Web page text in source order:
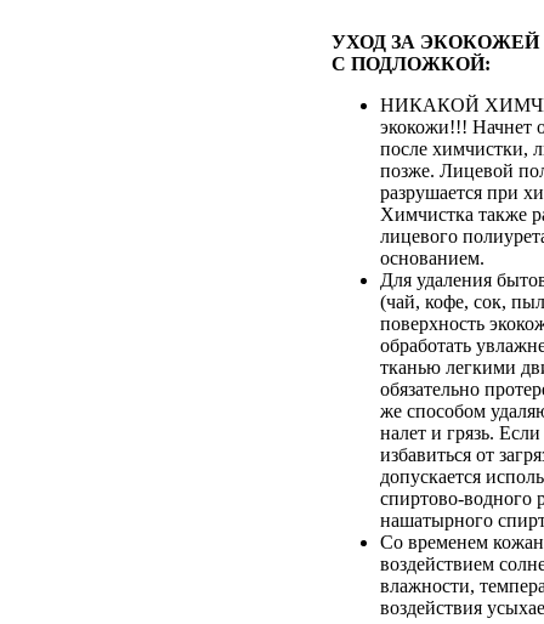
УХОД ЗА
С ПОДЛОЖКОЙ:
НИКАКОЙ
экокожи!!! Начнет
после химчистки,
позже. Лицевой
разрушается при
Химчистка также
лицевого
основанием.
Для удаления
(чай, кофе, сок,
поверхность
обработать
тканью легкими
обязательно
же способом
налет и грязь.
избавиться от
допускается
спиртово-водного
нашатырного
Со временем
воздействием
влажности,
воздействия